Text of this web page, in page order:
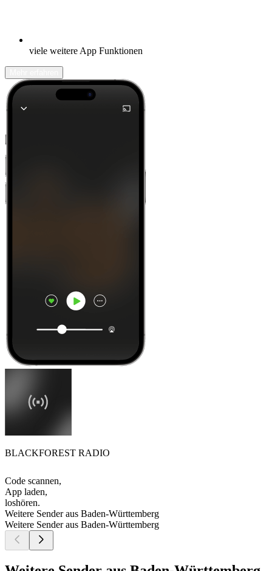
viele weitere App Funktionen
BLACKFOREST RADIO
Code scannen,
App laden,
loshören.
Weitere Sender aus Baden-Württemberg
Weitere Sender aus Baden-Württemberg